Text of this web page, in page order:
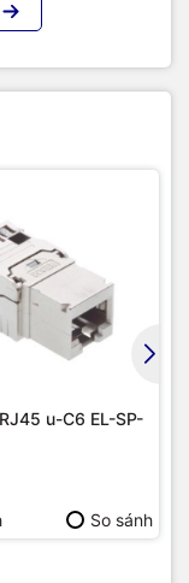
u-C6 EL-SP-
So sánh